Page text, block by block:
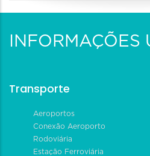
INFORMAÇÕES
Transporte
Aeroportos
Conexão Aeroporto
Rodoviária
Estação Ferroviária